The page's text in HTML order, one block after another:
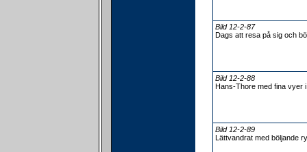
Bild 12-2-87
Dags att resa på sig och
Bild 12-2-88
Hans-Thore med fina vyer
Bild 12-2-89
Lättvandrat med böljande